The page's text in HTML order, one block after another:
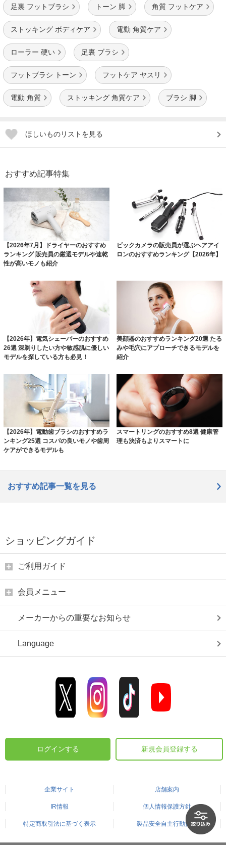
足裏 フットブラシ トーン 脚 角質 フットケア
ストッキング ボディケア 電動 角質ケア
ローラー 硬い 足裏 ブラシ
フットブラシ トーン フットケア ヤスリ
電動 角質 ストッキング 角質ケア ブラシ 脚
ほしいものリストを見る
おすすめ記事特集
【2026年7月】ドライヤーのおすすめ
ランキング 販売員の厳選モデルや速乾
性が高いモノも紹介
ビックカメラの販売員が選ぶヘアアイ
ロンのおすすめランキング【2026年】
【2026年】電気シェーバーのおすすめ
26選 深剃りしたい方や敏感肌に優しい
モデルを探している方も必見！
美顔器のおすすめランキング20選 たる
みや毛穴にアプローチできるモデルを
紹介
【2026年】電動歯ブラシのおすすめラ
ンキング25選 コスパの良いモノや歯周
ケアができるモデルも
スマートリングのおすすめ8選 健康管
理も決済もよりスマートに
おすすめ記事一覧を見る
ショッピングガイド
ご利用ガイド
会員メニュー
メーカーからの重要なお知らせ
Language
ログインする 新規会員登録する
企業サイト 店舗案内
IR情報 個人情報保護方針
特定商取引法に基づく表示 製品安全自主行動指針